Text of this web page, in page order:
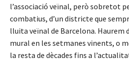
l’associació veïnal, però sobretot
combatius, d’un districte que
lluita veïnal de Barcelona. Haurem
mural en les setmanes vinents, o
la resta de dècades fins a